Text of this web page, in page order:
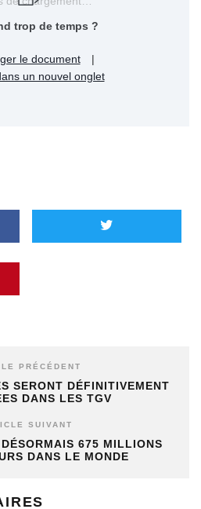
trop de temps ?
le document
|
un nouvel onglet
PRÉCÉDENT
SERONT DÉFINITIVEMENT
DANS LES TGV
SUIVANT
675 MILLIONS
DANS LE MONDE